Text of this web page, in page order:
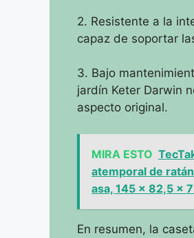
2. Resistente a la
capaz de soportar
3. Bajo
jardín Keter Darwin
aspecto original.
MIRA ESTO
atemporal de
asa, 145 x 82,5 x
En resumen, la